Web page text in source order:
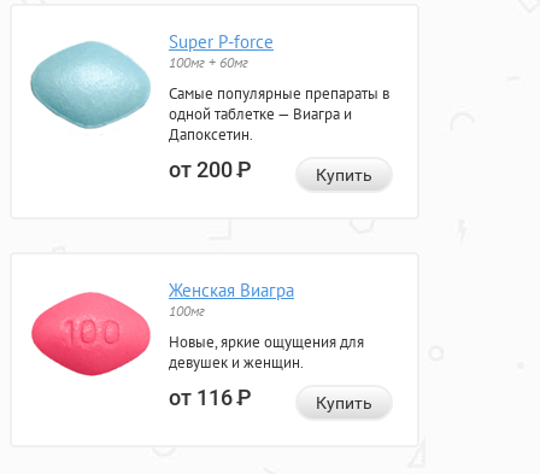
Super P-force
100мг + 60мг
Самые популярные препараты в
одной таблетке — Виагра и
Дапоксетин.
от 200Р Купить
Женская Виагра
100мг
Новые, яркие ощущения для
девушек и женщин.
от 116Р Купить